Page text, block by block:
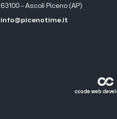
63100 – Ascoli Piceno (AP)
info@picenotime.it
ccode web